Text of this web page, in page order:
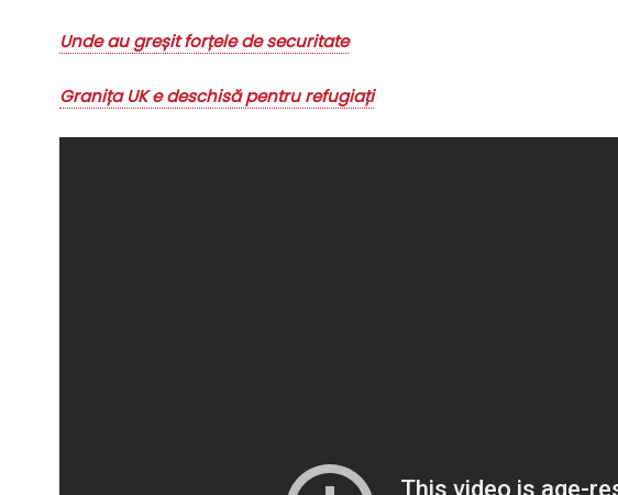
Unde au greșit forțele de securitate
Granița UK e deschisă pentru refugiați